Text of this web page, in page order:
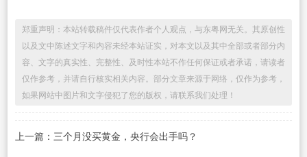
郑重声明：本站转载稿件仅代表作者个人观点，与东粤网无关。其原创性
以及文中陈述文字和内容未经本站证实，对本文以及其中全部或者部分内
容、文字的真实性、完整性、及时性本站不作任何保证或者承诺，请读者
仅作参考，并请自行核实相关内容。部分文章来源于网络，仅作为参考，
如果网站中图片和文字侵犯了您的版权，请联系我们处理！
上一篇：三个月没买黄金，央行会出手吗？